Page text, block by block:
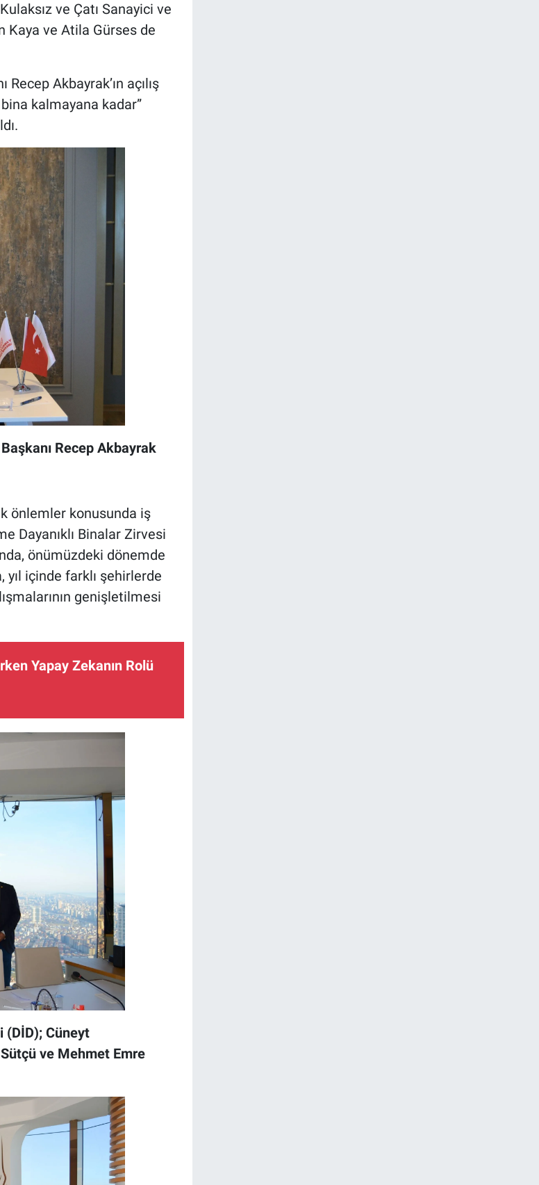
ve Çatı Sanayici ve
Kaya ve Atila Gürses de
Akbayrak’ın açılış
kalmayana kadar”
Recep Akbayrak
önlemler konusunda iş
Dayanıklı Binalar Zirvesi
önümüzdeki dönemde
yıl içinde farklı şehirlerde
genişletilmesi
Yapay Zekanın Rolü
(DİD); Cüneyt
ve Mehmet Emre